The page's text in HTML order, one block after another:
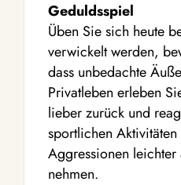
Geduldsspiel
Üben Sie sich heute
verwickelt werden,
dass unbedachte
Privatleben erleben
lieber zurück und
sportlichen
Aggressionen
nehmen.